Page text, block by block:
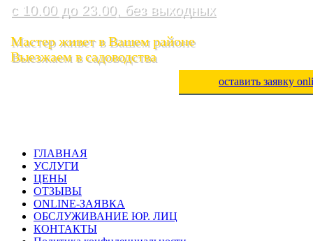
с 10.00 до 23.00, без выходных
Мастер живет в Вашем районе
Выезжаем в садоводства
оставить заявку
ГЛАВНАЯ
УСЛУГИ
ЦЕНЫ
ОТЗЫВЫ
ONLINE-ЗАЯВКА
ОБСЛУЖИВАНИЕ ЮР. ЛИЦ
КОНТАКТЫ